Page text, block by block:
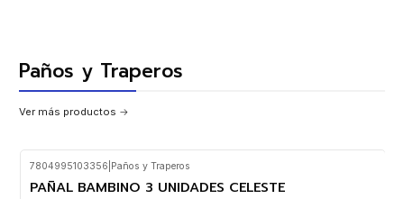
Paños y Traperos
Ver más productos
7804995103356 Paños y Traperos
PAÑAL BAMBINO 3 UNIDADES CELESTE